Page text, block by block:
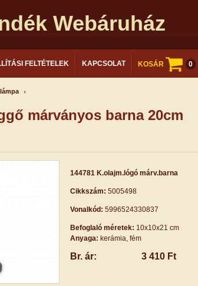
Webáruház
FELTÉTELEK KAPCSOLAT KOSÁR 0
márványos barna 20cm
144781 K.olajm.lógó márv.barna
Cikkszám: 5005498
Vonalkód: 5996524330837
Befoglaló méretek: 10x10x21 cm
Anyaga: kerámia, fém
Br. ár: 3 410 Ft